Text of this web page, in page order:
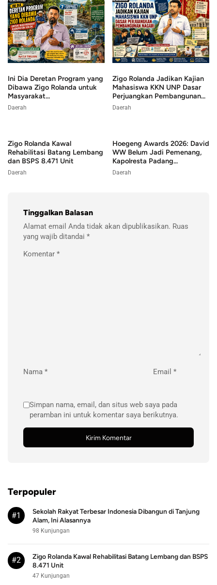
Ini Dia Deretan Program yang
Dibawa Zigo Rolanda untuk
Masyarakat...
Daerah
Zigo Rolanda Jadikan Kajian
Mahasiswa KKN UNP Dasar
Perjuangkan Pembangunan...
Daerah
Zigo Rolanda Kawal
Rehabilitasi Batang Lembang
dan BSPS 8.471 Unit
Daerah
Hoegeng Awards 2026: David
WW Belum Jadi Pemenang,
Kapolresta Padang...
Daerah
Tinggalkan Balasan
Alamat email Anda tidak akan dipublikasikan. Ruas
yang wajib ditandai *
Komentar *
Nama * Email *
Simpan nama, email, dan situs web saya pada
peramban ini untuk komentar saya berikutnya.
Terpopuler
#1
Sekolah Rakyat Terbesar Indonesia Dibangun di Tanjung
Alam, Ini Alasannya
98 Kunjungan
#2
Zigo Rolanda Kawal Rehabilitasi Batang Lembang dan BSPS
8.471 Unit
47 Kunjungan